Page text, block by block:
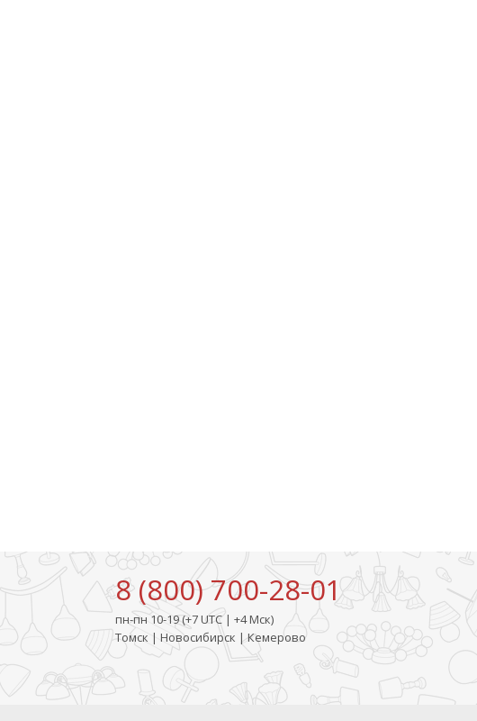
8 (800) 700-28-01
пн-пн 10-19 (+7 UTC | +4 Мск)
Томск | Новосибирск | Кемерово